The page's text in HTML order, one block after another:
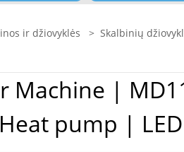
ir džiovyklės > Skalbinių
pump |